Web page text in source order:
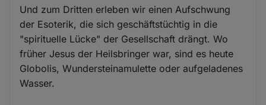
Und zum Dritten erleben wir einen Aufschwung
der Esoterik, die sich geschäftstüchtig in die
"spirituelle Lücke" der Gesellschaft drängt. Wo
früher Jesus der Heilsbringer war, sind es heute
Globolis, Wundersteinamulette oder aufgeladenes
Wasser.